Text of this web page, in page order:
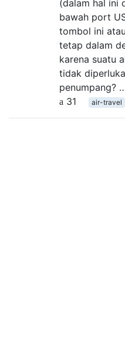
(dalam hal ini
bawah port
tombol ini
tetap dalam
karena suatu
tidak
penumpang?
31
air-travel